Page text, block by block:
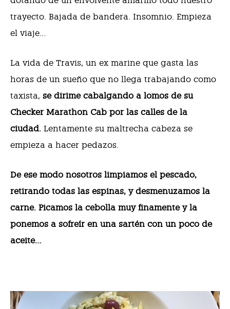
trayecto. Bajada de bandera. Insomnio. Empieza
el viaje…
La vida de Travis, un ex marine que gasta las
horas de un sueño que no llega trabajando como
taxista, se dirime cabalgando a lomos de su
Checker Marathon Cab por las calles de la
ciudad. Lentamente su maltrecha cabeza se
empieza a hacer pedazos.
De ese modo nosotros limpiamos el pescado,
retirando todas las espinas, y desmenuzamos la
carne. Picamos la cebolla muy finamente y la
ponemos a sofreír en una sartén con un poco de
aceite…